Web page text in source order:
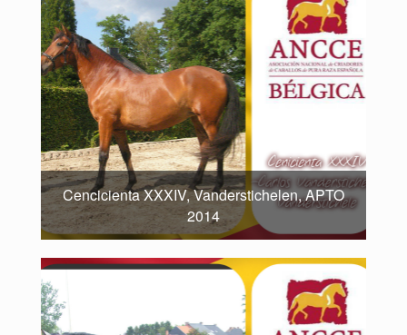
Cencicienta XXXIV, Vanderstichelen, APTO
2014